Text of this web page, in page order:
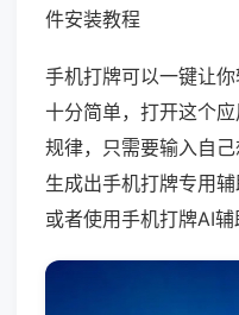
件安装教程
手机打牌可以一键让
十分简单，打开这个
规律，只需要输入自
生成出手机打牌专用
或者使用手机打牌AI辅